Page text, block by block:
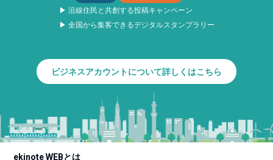
▶ 沿線住民と共創する投稿キャンペーン
▶ 全国から集客できるデジタルスタンプラリー
ビジネスアカウントについて詳しくはこちら
ekinote WEBとは